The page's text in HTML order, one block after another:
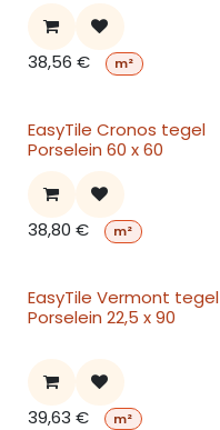
38,56 € m²
EasyTile Cronos tegel
Porselein 60 x 60
38,80 € m²
EasyTile Vermont tegel
Porselein 22,5 x 90
39,63 € m²